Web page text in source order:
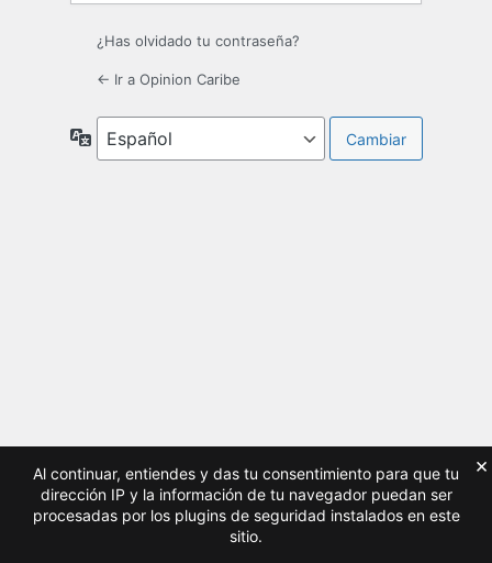
¿Has olvidado tu contraseña?
← Ir a Opinion Caribe
Idioma
Al continuar, entiendes y das tu consentimiento para que tu
dirección IP y la información de tu navegador puedan ser
procesadas por los plugins de seguridad instalados en este
sitio.
×